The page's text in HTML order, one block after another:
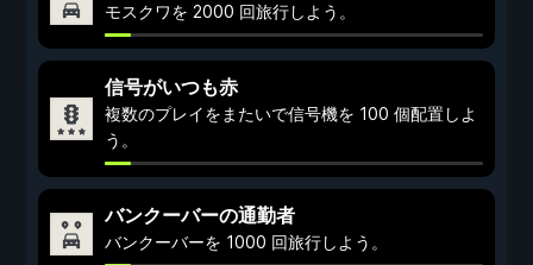
モスクワを 2000 回旅行しよう。
信号がいつも赤
複数のプレイをまたいで信号機を 100 個配置しよ
う。
バンクーバーの通勤者
バンクーバーを 1000 回旅行しよう。